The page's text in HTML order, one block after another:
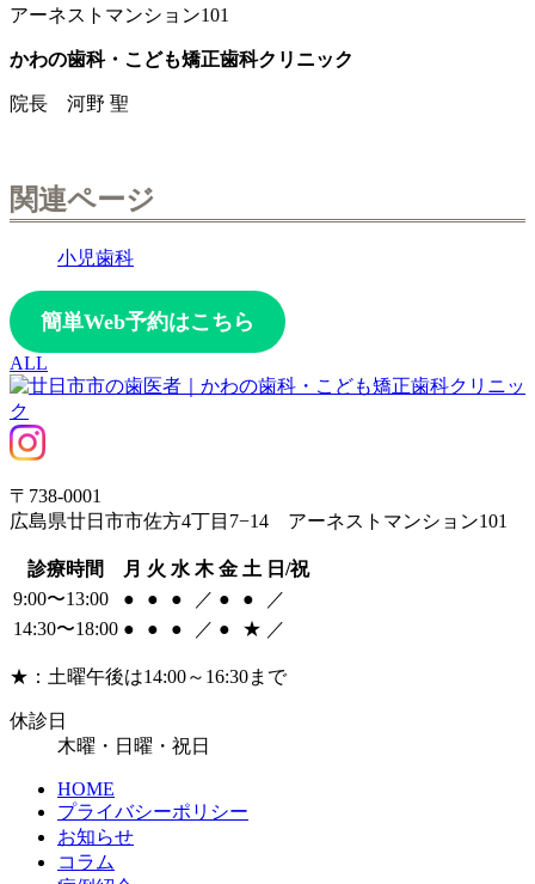
アーネストマンション101
かわの歯科・こども矯正歯科クリニック
院長 河野 聖
関連ページ
小児歯科
簡単Web予約はこちら
ALL
〒738-0001
広島県廿日市市佐方4丁目7−14 アーネストマンション101
診療時間 月 火 水 木 金 土 日/祝
9:00〜13:00
● ● ● ／ ● ●
／
14:30〜18:00 ● ● ● ／ ● ★ ／
★：土曜午後は14:00～16:30まで
休診日
木曜・日曜・祝日
HOME
プライバシーポリシー
お知らせ
コラム